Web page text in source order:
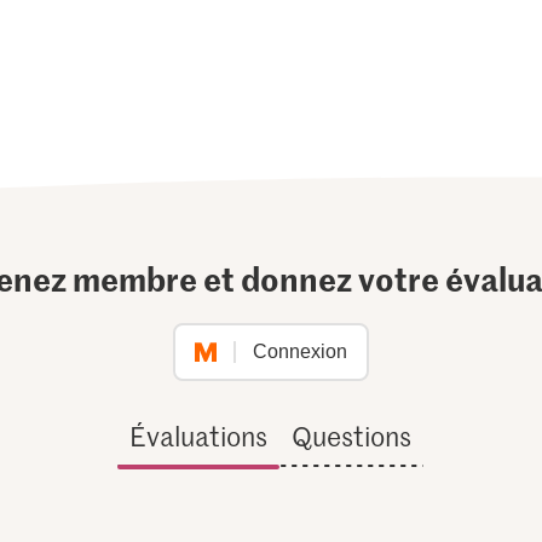
membre et donnez votre
Connexion
Évaluations Questions